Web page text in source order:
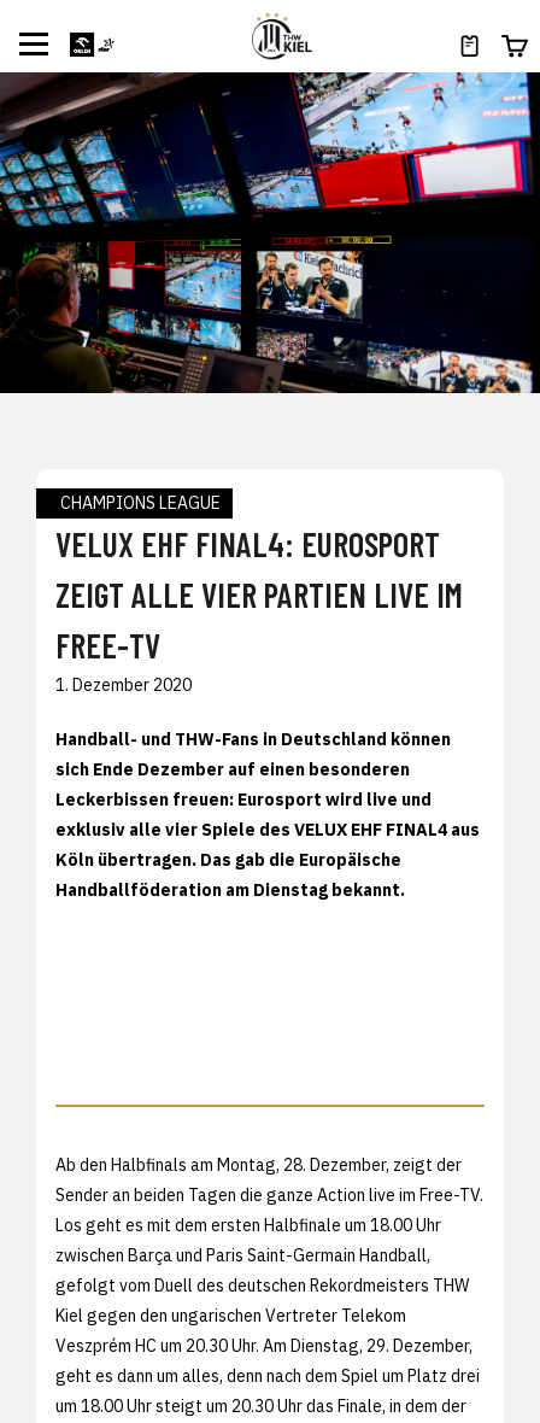
CHAMPIONS LEAGUE
VELUX EHF FINAL4: EUROSPORT
ZEIGT ALLE VIER PARTIEN LIVE IM
FREE-TV
1. Dezember 2020
Handball- und THW-Fans in Deutschland können
sich Ende Dezember auf einen besonderen
Leckerbissen freuen: Eurosport wird live und
exklusiv alle vier Spiele des VELUX EHF FINAL4 aus
Köln übertragen. Das gab die Europäische
Handballföderation am Dienstag bekannt.
Ab den Halbfinals am Montag, 28. Dezember, zeigt der
Sender an beiden Tagen die ganze Action live im Free-TV.
Los geht es mit dem ersten Halbfinale um 18.00 Uhr
zwischen Barça und Paris Saint-Germain Handball,
gefolgt vom Duell des deutschen Rekordmeisters THW
Kiel gegen den ungarischen Vertreter Telekom
Veszprém HC um 20.30 Uhr. Am Dienstag, 29. Dezember,
geht es dann um alles, denn nach dem Spiel um Platz drei
um 18.00 Uhr steigt um 20.30 Uhr das Finale, in dem der